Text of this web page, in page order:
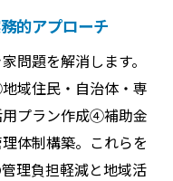
的アプローチ
問題を解消します。
域住民・自治体・専
プラン作成④補助金
体制構築。これらを
理負担軽減と地域活